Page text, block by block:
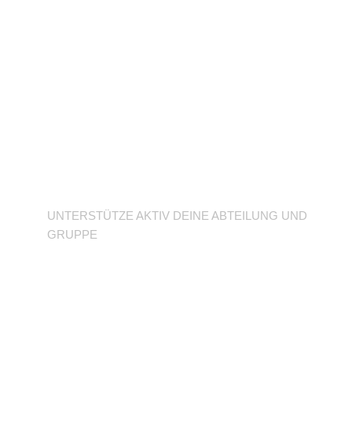
UNTERSTÜTZE AKTIV DEINE ABTEILUNG UND
GRUPPE